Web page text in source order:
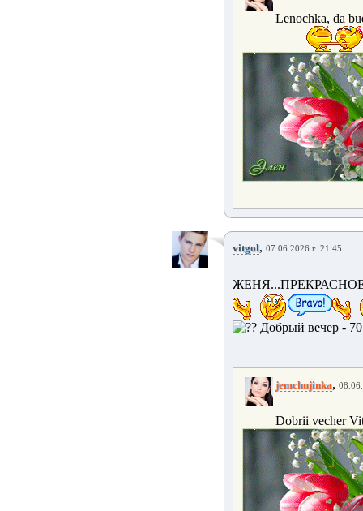
Lenochka, da
vitgol, 07.06.2026 г. 21:45
jemchujinka,
Dobrii vecher